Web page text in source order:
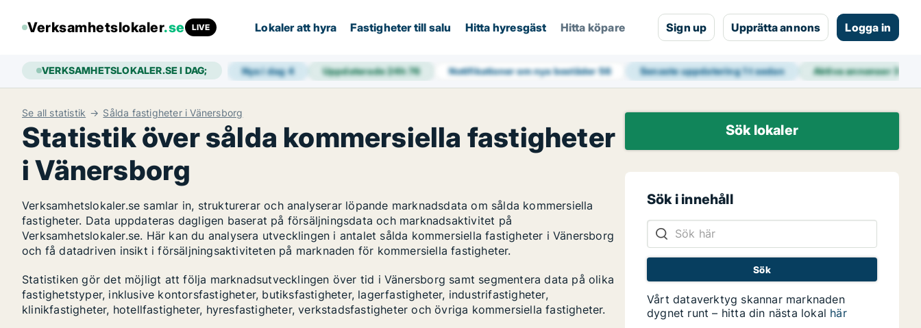
Verksamhetslokaler.se LIVE Lokaler att hyra Fastigheter till salu Hitta hyresgäst Hitta köpare Sign up Upprätta annons Logga in
VERKSAMHETSLOKALER.SE I DAG; Nya i dag4 Uppdaterade 24h76 Notifikationer om nya bostäder56 Senaste uppdatering1 t sedan Aktiva annonser39
Se all statistik Sålda fastigheter i Vänersborg
Statistik över sålda kommersiella fastigheter
i Vänersborg
Verksamhetslokaler.se samlar in, strukturerar och analyserar löpande marknadsdata om sålda kommersiella
fastigheter. Data uppdateras dagligen baserat på försäljningsdata och marknadsaktivitet på
Verksamhetslokaler.se. Här kan du analysera utvecklingen i antalet sålda kommersiella fastigheter i Vänersborg
och få datadriven insikt i försäljningsaktiviteten på marknaden för kommersiella fastigheter.
Statistiken gör det möjligt att följa marknadsutvecklingen över tid i Vänersborg samt segmentera data på olika
fastighetstyper, inklusive kontorsfastigheter, butiksfastigheter, lagerfastigheter, industrifastigheter,
klinikfastigheter, hotellfastigheter, hyresfastigheter, verkstadsfastigheter och övriga kommersiella fastigheter.
Sök lokaler
Sök i innehåll
Vårt dataverktyg skannar marknaden
dygnet runt – hitta din nästa lokal här